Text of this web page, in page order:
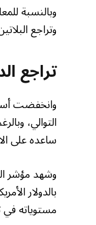
وتراجع البلاتين 0.1% إلى 1566.40 دولار، ونزل البلاديوم 0.6% إلى
تراجع
ساعده على
بالدولار
مستوياته في